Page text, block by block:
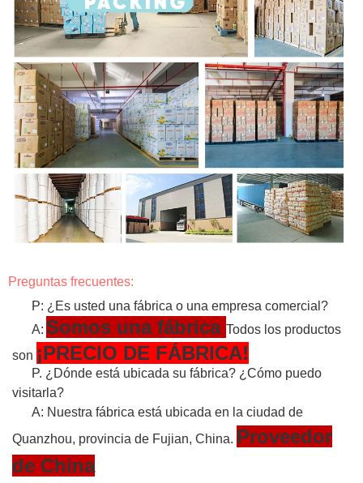
Preguntas frecuentes:
P: ¿Es usted una fábrica o una empresa comercial?
A: Somos una fábrica Todos los productos
son ¡PRECIO DE FÁBRICA!
P. ¿Dónde está ubicada su fábrica? ¿Cómo puedo
visitarla?
A: Nuestra fábrica está ubicada en la ciudad de
Quanzhou, provincia de Fujian, China. Proveedor
de China